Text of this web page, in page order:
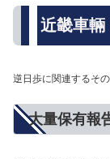
近畿車輛
逆日歩に関連するそ
大量保有報